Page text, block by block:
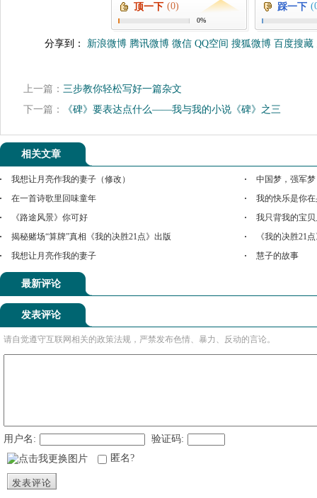
顶一下 (0)
0%
踩一下
分享到： 新浪微博 腾讯微博 微信 QQ空间 搜狐微博 百度搜藏
上一篇： 三步教你轻松写好一篇杂文
下一篇：
《碑》要表达点什么——我与我的小说《碑》之三
相关文章
我想让月亮作我的妻子（修改）
中国梦，强军
在一首诗歌里回味童年
我的快乐是你
《路途风景》你可好
我只背我的宝
揭秘赌场“算牌”真相《我的决胜21点》出版
《我的决胜21
我想让月亮作我的妻子
慧子的故事
最新评论
发表评论
请自觉遵守互联网相关的政策法规，严禁发布色情、暴力、反动的言论。
用户名:
验证码:
匿名?
发表评论